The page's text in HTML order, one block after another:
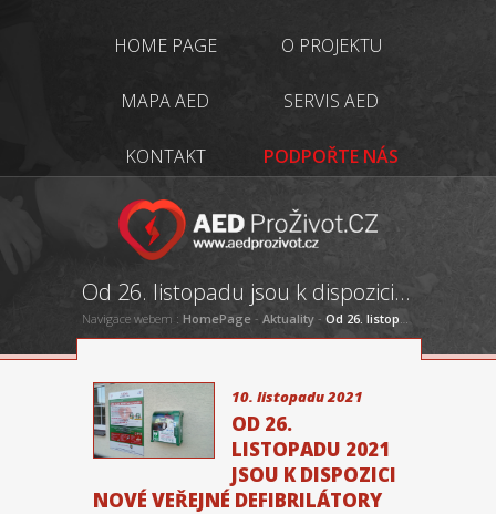
HOME PAGE O PROJEKTU
MAPA AED SERVIS AED
KONTAKT PODPOŘTE NÁS
Navigace webem : HomePage - Aktuality - Od 26. listopadu jsou k dispozici nové veřejné defibrilátory
Od 26. listopadu jsou k dispozici nové veřejné defibrilátory
10. listopadu 2021
OD 26.
LISTOPADU 2021
JSOU K DISPOZICI
NOVÉ VEŘEJNÉ DEFIBRILÁTORY